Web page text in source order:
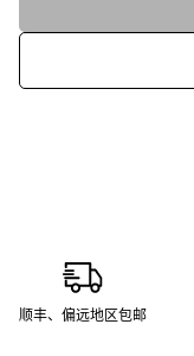
顺丰、偏远地区包邮